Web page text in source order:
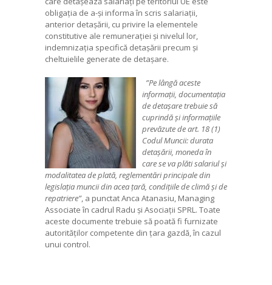
obligația de a-și informa în scris salariații,
anterior detașării, cu privire la elementele
constitutive ale remunerației și nivelul lor,
indemnizația specifică detașării precum și
cheltuielile generate de detașare.
”Pe lângă aceste
informații, documentația
de detașare trebuie să
cuprindă și informațiile
prevăzute de art. 18 (1)
Codul Muncii: durata
detașării, moneda în
care se va plăti salariul și
modalitatea de plată, reglementări principale din
legislația muncii din acea țară, condițiile de climă și de
repatriere”, a punctat Anca Atanasiu, Managing
Associate în cadrul Radu și Asociații SPRL. Toate
aceste documente trebuie să poată fi furnizate
autorităților competente din țara gazdă, în cazul
unui control.